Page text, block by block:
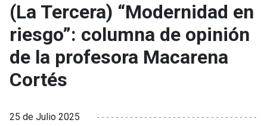
(La Tercera) “Modernidad en
riesgo”: columna de opinión
de la profesora Macarena
Cortés
25 de Julio 2025